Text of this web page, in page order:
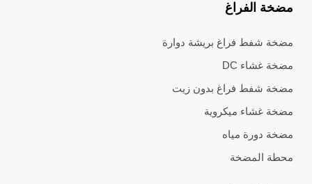
مضخة الفراغ
مضخة شفط فراغ بريشة دوارة
مضخة غشاء DC
مضخة شفط فراغ بدون زيت
مضخة غشاء ميكروية
مضخة دورة مياه
محطة المضخة